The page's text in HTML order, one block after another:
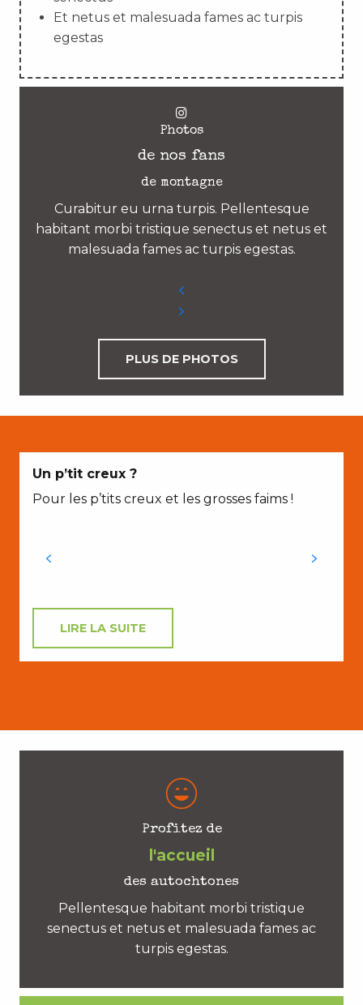
Et netus et malesuada fames ac turpis
egestas
Photos
de nos fans
de montagne
Curabitur eu urna turpis. Pellentesque
habitant morbi tristique senectus et netus et
malesuada fames ac turpis egestas.
PLUS DE PHOTOS
Un p’tit creux ?
Pour les p’tits creux et les grosses faims !
LIRE LA SUITE
Profitez de
l'accueil
des autochtones
Pellentesque habitant morbi tristique
senectus et netus et malesuada fames ac
turpis egestas.